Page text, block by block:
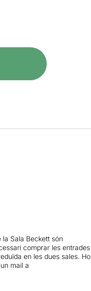
Sala Beckett són
comprar les entrades
en les dues sales. Ho
mail a